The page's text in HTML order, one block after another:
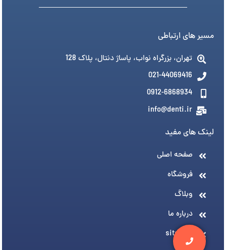
مسیر های ارتباطی
تهران، بزرگراه نواب، پاساژ دنتال، پلاک 128
021-44069416
0912-6868934
info@denti.ir
لینک های مفید
صفحه اصلی
فروشگاه
وبلاگ
درباره ما
sitemap